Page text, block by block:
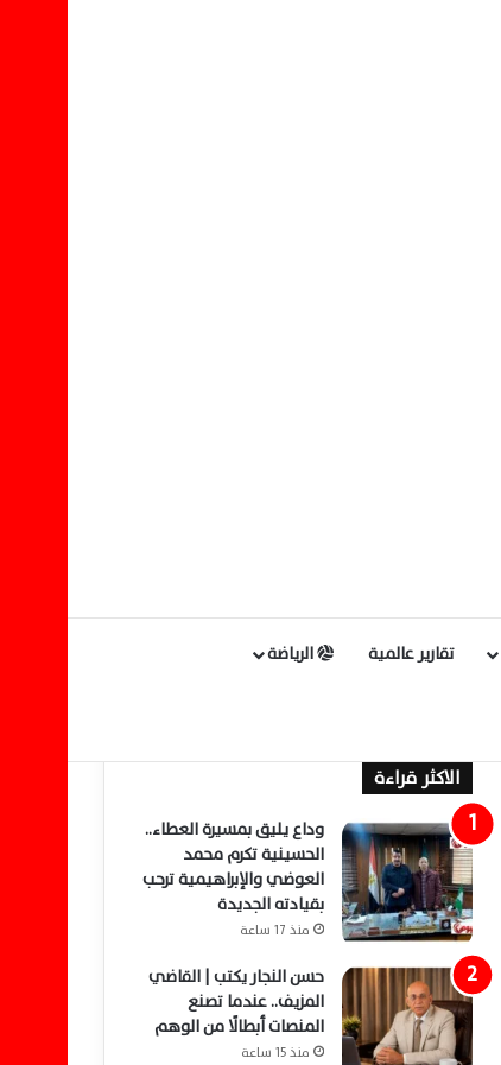
تقارير عالمية الرياضة
الاكثر قراءة
وداع يليق بمسيرة العطاء..
الحسينية تكرم محمد
العوضي والإبراهيمية ترحب
بقيادته الجديدة
منذ 17 ساعة
حسن النجار يكتب | القاضي
المزيف.. عندما تصنع
المنصات أبطالًا من الوهم
منذ 15 ساعة